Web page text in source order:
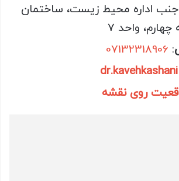
جنب اداره محیط زیست، ساختمان
واحد 7
:
dr.kavehkashani
روی نقشه